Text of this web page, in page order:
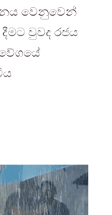
වෙනුවෙන්
වුවද රජය